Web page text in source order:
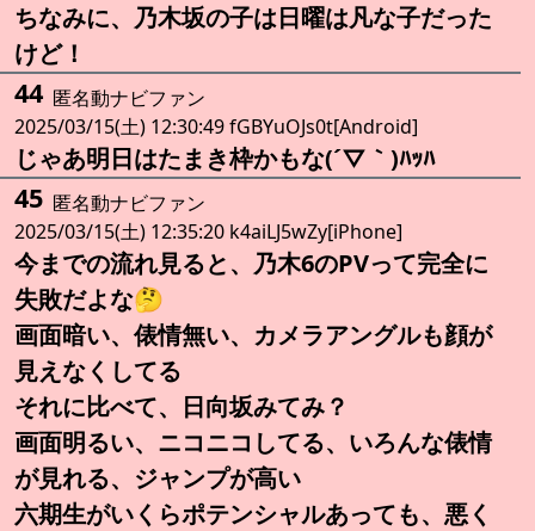
ちなみに、乃木坂の子は日曜は凡な子だった
けど！
44 匿名動ナビファン
2025/03/15(土) 12:30:49 fGBYuOJs0t[Android]
じゃあ明日はたまき枠かもな(´▽｀)ﾊｯﾊ
45 匿名動ナビファン
2025/03/15(土) 12:35:20 k4aiLJ5wZy[iPhone]
今までの流れ見ると、乃木6のPVって完全に
失敗だよな🤔
画面暗い、俵情無い、カメラアングルも顔が
見えなくしてる
それに比べて、日向坂みてみ？
画面明るい、ニコニコしてる、いろんな俵情
が見れる、ジャンプが高い
六期生がいくらポテンシャルあっても、悪く